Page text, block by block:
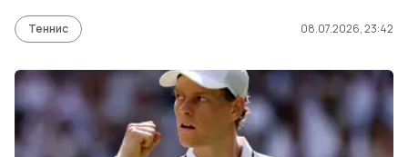
Теннис 08.07.2026, 23:42